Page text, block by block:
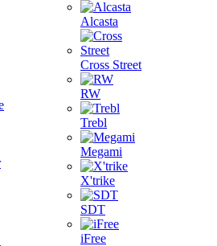
Alcasta
Cross Street
RW
Trebl
Megami
X'trike
SDT
iFree